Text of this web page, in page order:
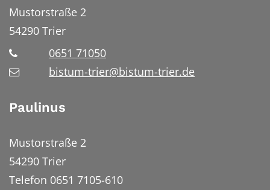
Mustorstraße 2
54290 Trier
0651 71050
bistum-trier@bistum-trier.de
Paulinus
Mustorstraße 2
54290 Trier
Telefon 0651 7105-610